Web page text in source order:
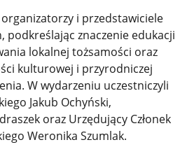
i przedstawiciele
znaczenie edukacji
lokalnej tożsamości oraz
kulturowej i przyrodniczej
W wydarzeniu uczestniczyli
Jakub Ochyński,
oraz Urzędujący Członek
Weronika Szumlak.